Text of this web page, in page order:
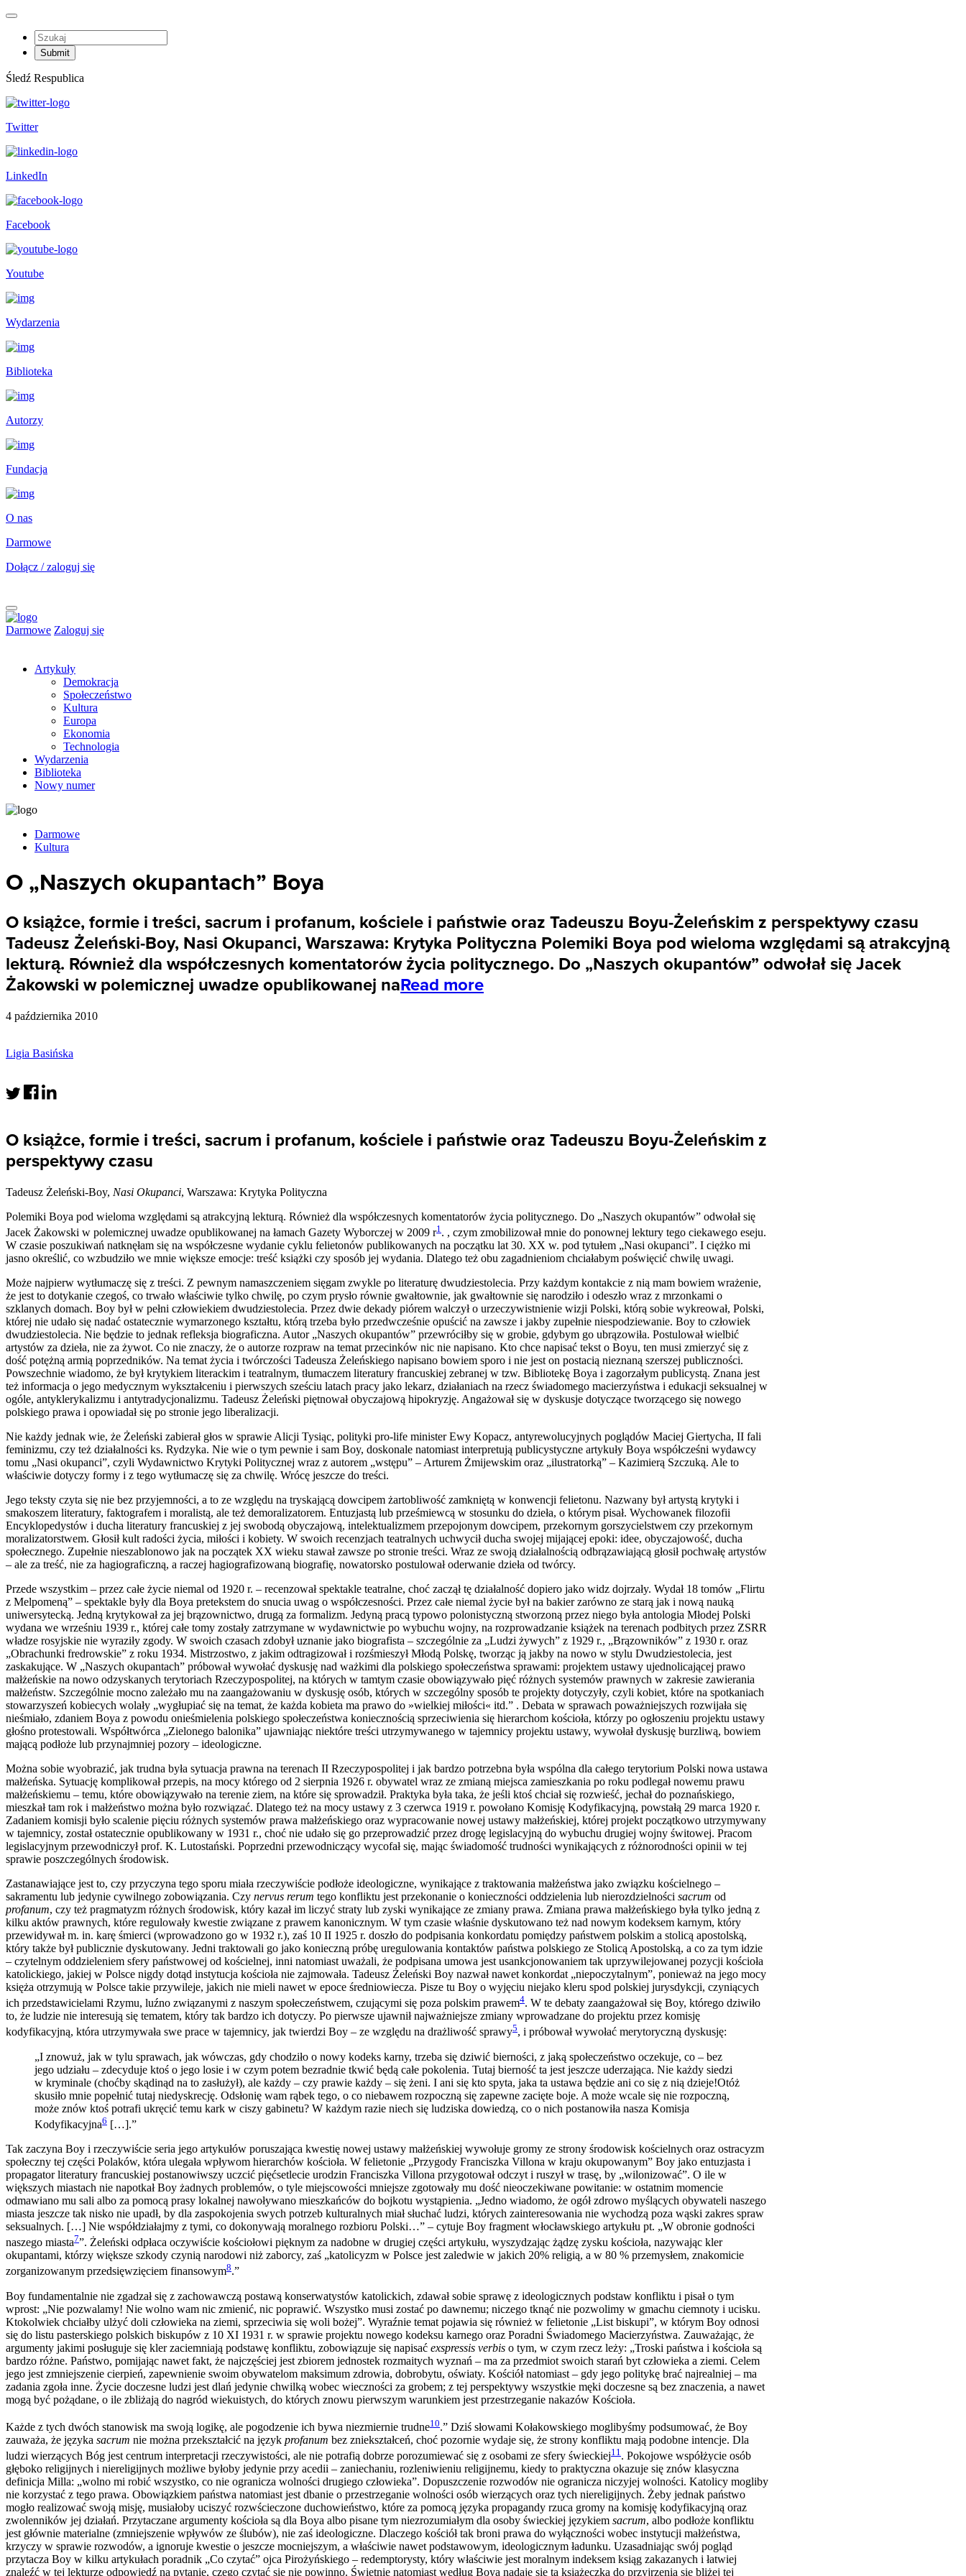
Śledź Respublica
Twitter
LinkedIn
Facebook
Youtube
Wydarzenia
Biblioteka
Autorzy
Fundacja
O nas
Darmowe
Dołącz / zaloguj się
Darmowe Zaloguj się
Artykuły
Demokracja
Społeczeństwo
Kultura
Europa
Ekonomia
Technologia
Wydarzenia
Biblioteka
Nowy numer
Darmowe
Kultura
O „Naszych okupantach” Boya
O książce, formie i treści, sacrum i profanum, kościele i państwie oraz Tadeuszu Boyu-Żeleńskim z perspektywy czasu
Tadeusz Żeleński-Boy, Nasi Okupanci, Warszawa: Krytyka Polityczna Polemiki Boya pod wieloma względami są atrakcyjną
lekturą. Również dla współczesnych komentatorów życia politycznego. Do „Naszych okupantów” odwołał się Jacek
Żakowski w polemicznej uwadze opublikowanej naRead more
4 października 2010
Ligia Basińska
O książce, formie i treści, sacrum i profanum, kościele i państwie oraz Tadeuszu Boyu-Żeleńskim z
perspektywy czasu
Tadeusz Żeleński-Boy, Nasi Okupanci, Warszawa: Krytyka Polityczna
Polemiki Boya pod wieloma względami są atrakcyjną lekturą. Również dla współczesnych komentatorów życia politycznego. Do „Naszych okupantów” odwołał się
Jacek Żakowski w polemicznej uwadze opublikowanej na łamach Gazety Wyborczej w 2009 r1 . , czym zmobilizował mnie do ponownej lektury tego ciekawego eseju.
W czasie poszukiwań natknęłam się na współczesne wydanie cyklu felietonów publikowanych na początku lat 30. XX w. pod tytułem „Nasi okupanci”. I ciężko mi
jasno określić, co wzbudziło we mnie większe emocje: treść książki czy sposób jej wydania. Dlatego też obu zagadnieniom chciałabym poświęcić chwilę uwagi.
Może najpierw wytłumaczę się z treści. Z pewnym namaszczeniem sięgam zwykle po literaturę dwudziestolecia. Przy każdym kontakcie z nią mam bowiem wrażenie,
że jest to dotykanie czegoś, co trwało właściwie tylko chwilę, po czym prysło równie gwałtownie, jak gwałtownie się narodziło i odeszło wraz z mrzonkami o
szklanych domach. Boy był w pełni człowiekiem dwudziestolecia. Przez dwie dekady piórem walczył o urzeczywistnienie wizji Polski, którą sobie wykreował, Polski,
której nie udało się nadać ostatecznie wymarzonego kształtu, którą trzeba było przedwcześnie opuścić na zawsze i jakby zupełnie niespodziewanie. Boy to człowiek
dwudziestolecia. Nie będzie to jednak refleksja biograficzna. Autor „Naszych okupantów” przewróciłby się w grobie, gdybym go ubrązowiła. Postulował wielbić
artystów za dzieła, nie za żywot. Co nie znaczy, że o autorze rozpraw na temat przecinków nic nie napisano. Kto chce napisać tekst o Boyu, ten musi zmierzyć się z
dość potężną armią poprzedników. Na temat życia i twórczości Tadeusza Żeleńskiego napisano bowiem sporo i nie jest on postacią nieznaną szerszej publiczności.
Powszechnie wiadomo, że był krytykiem literackim i teatralnym, tłumaczem literatury francuskiej zebranej w tzw. Bibliotekę Boya i zagorzałym publicystą. Znana jest
też informacja o jego medycznym wykształceniu i pierwszych sześciu latach pracy jako lekarz, działaniach na rzecz świadomego macierzyństwa i edukacji seksualnej w
ogóle, antyklerykalizmu i antytradycjonalizmu. Tadeusz Żeleński piętnował obyczajową hipokryzję. Angażował się w dyskusje dotyczące tworzącego się nowego
polskiego prawa i opowiadał się po stronie jego liberalizacji.
Nie każdy jednak wie, że Żeleński zabierał głos w sprawie Alicji Tysiąc, polityki pro-life minister Ewy Kopacz, antyrewolucyjnych poglądów Maciej Giertycha, II fali
feminizmu, czy też działalności ks. Rydzyka. Nie wie o tym pewnie i sam Boy, doskonale natomiast interpretują publicystyczne artykuły Boya współcześni wydawcy
tomu „Nasi okupanci”, czyli Wydawnictwo Krytyki Politycznej wraz z autorem „wstępu” – Arturem Żmijewskim oraz „ilustratorką” – Kazimierą Szczuką. Ale to
właściwie dotyczy formy i z tego wytłumaczę się za chwilę. Wrócę jeszcze do treści.
Jego teksty czyta się nie bez przyjemności, a to ze względu na tryskającą dowcipem żartobliwość zamkniętą w konwencji felietonu. Nazwany był artystą krytyki i
smakoszem literatury, faktografem i moralistą, ale też demoralizatorem. Entuzjastą lub prześmiewcą w stosunku do dzieła, o którym pisał. Wychowanek filozofii
Encyklopedystów i ducha literatury francuskiej z jej swobodą obyczajową, intelektualizmem przepojonym dowcipem, przekornym gorszycielstwem czy przekornym
moralizatorstwem. Głosił kult radości życia, miłości i kobiety. W swoich recenzjach teatralnych uchwycił ducha swojej mijającej epoki: idee, obyczajowość, ducha
społecznego. Zupełnie nieszablonowo jak na początek XX wieku stawał zawsze po stronie treści. Wraz ze swoją działalnością odbrązawiającą głosił pochwałę artystów
– ale za treść, nie za hagiograficzną, a raczej hagiografizowaną biografię, nowatorsko postulował oderwanie dzieła od twórcy.
Przede wszystkim – przez całe życie niemal od 1920 r. – recenzował spektakle teatralne, choć zaczął tę działalność dopiero jako widz dojrzały. Wydał 18 tomów „Flirtu
z Melpomeną” – spektakle były dla Boya pretekstem do snucia uwag o współczesności. Przez całe niemal życie był na bakier zarówno ze starą jak i nową nauką
uniwersytecką. Jedną krytykował za jej brązownictwo, drugą za formalizm. Jedyną pracą typowo polonistyczną stworzoną przez niego była antologia Młodej Polski
wydana we wrześniu 1939 r., której całe tomy zostały zatrzymane w wydawnictwie po wybuchu wojny, na rozprowadzanie książek na terenach podbitych przez ZSRR
władze rosyjskie nie wyraziły zgody. W swoich czasach zdobył uznanie jako biografista – szczególnie za „Ludzi żywych” z 1929 r., „Brązowników” z 1930 r. oraz
„Obrachunki fredrowskie” z roku 1934. Mistrzostwo, z jakim odtragizował i rozśmieszył Młodą Polskę, tworząc ją jakby na nowo w stylu Dwudziestolecia, jest
zaskakujące. W „Naszych okupantach” próbował wywołać dyskusję nad ważkimi dla polskiego społeczeństwa sprawami: projektem ustawy ujednolicającej prawo
małżeńskie na nowo odzyskanych terytoriach Rzeczypospolitej, na których w tamtym czasie obowiązywało pięć różnych systemów prawnych w zakresie zawierania
małżeństw. Szczególnie mocno zależało mu na zaangażowaniu w dyskusję osób, których w szczególny sposób te projekty dotyczyły, czyli kobiet, które na spotkaniach
stowarzyszeń kobiecych wolały „wygłupiać się na temat, że każda kobieta ma prawo do »wielkiej miłości« itd.” . Debata w sprawach poważniejszych rozwijała się
nieśmiało, zdaniem Boya z powodu onieśmielenia polskiego społeczeństwa koniecznością sprzeciwienia się hierarchom kościoła, którzy po ogłoszeniu projektu ustawy
głośno protestowali. Współtwórca „Zielonego balonika” ujawniając niektóre treści utrzymywanego w tajemnicy projektu ustawy, wywołał dyskusję burzliwą, bowiem
mającą podłoże lub przynajmniej pozory – ideologiczne.
Można sobie wyobrazić, jak trudna była sytuacja prawna na terenach II Rzeczypospolitej i jak bardzo potrzebna była wspólna dla całego terytorium Polski nowa ustawa
małżeńska. Sytuację komplikował przepis, na mocy którego od 2 sierpnia 1926 r. obywatel wraz ze zmianą miejsca zamieszkania po roku podlegał nowemu prawu
małżeńskiemu – temu, które obowiązywało na terenie ziem, na które się sprowadził. Praktyka była taka, że jeśli ktoś chciał się rozwieść, jechał do poznańskiego,
mieszkał tam rok i małżeństwo można było rozwiązać. Dlatego też na mocy ustawy z 3 czerwca 1919 r. powołano Komisję Kodyfikacyjną, powstałą 29 marca 1920 r.
Zadaniem komisji było scalenie pięciu różnych systemów prawa małżeńskiego oraz wypracowanie nowej ustawy małżeńskiej, której projekt początkowo utrzymywany
w tajemnicy, został ostatecznie opublikowany w 1931 r., choć nie udało się go przeprowadzić przez drogę legislacyjną do wybuchu drugiej wojny świtowej. Pracom
legislacyjnym przewodniczył prof. K. Lutostański. Poprzedni przewodniczący wycofał się, mając świadomość trudności wynikających z różnorodności opinii w tej
sprawie poszczególnych środowisk.
Zastanawiające jest to, czy przyczyna tego sporu miała rzeczywiście podłoże ideologiczne, wynikające z traktowania małżeństwa jako związku kościelnego –
sakramentu lub jedynie cywilnego zobowiązania. Czy nervus rerum tego konfliktu jest przekonanie o konieczności oddzielenia lub nierozdzielności sacrum od
profanum, czy też pragmatyzm różnych środowisk, który kazał im liczyć straty lub zyski wynikające ze zmiany prawa. Zmiana prawa małżeńskiego była tylko jedną z
kilku aktów prawnych, które regulowały kwestie związane z prawem kanonicznym. W tym czasie właśnie dyskutowano też nad nowym kodeksem karnym, który
przewidywał m. in. karę śmierci (wprowadzono go w 1932 r.), zaś 10 II 1925 r. doszło do podpisania konkordatu pomiędzy państwem polskim a stolicą apostolską,
który także był publicznie dyskutowany. Jedni traktowali go jako konieczną próbę uregulowania kontaktów państwa polskiego ze Stolicą Apostolską, a co za tym idzie
– czytelnym oddzieleniem sfery państwowej od kościelnej, inni natomiast uważali, że podpisana umowa jest usankcjonowaniem tak uprzywilejowanej pozycji kościoła
katolickiego, jakiej w Polsce nigdy dotąd instytucja kościoła nie zajmowała. Tadeusz Żeleński Boy nazwał nawet konkordat „niepoczytalnym”, ponieważ na jego mocy
księża otrzymują w Polsce takie przywileje, jakich nie mieli nawet w epoce średniowiecza. Pisze tu Boy o wyjęciu niejako kleru spod polskiej jurysdykcji, czyniących
ich przedstawicielami Rzymu, luźno związanymi z naszym społeczeństwem, czującymi się poza polskim prawem4. W te debaty zaangażował się Boy, którego dziwiło
to, że ludzie nie interesują się tematem, który tak bardzo ich dotyczy. Po pierwsze ujawnił najważniejsze zmiany wprowadzane do projektu przez komisję
kodyfikacyjną, która utrzymywała swe prace w tajemnicy, jak twierdzi Boy – ze względu na drażliwość sprawy5, i próbował wywołać merytoryczną dyskusję:
„I znowuż, jak w tylu sprawach, jak wówczas, gdy chodziło o nowy kodeks karny, trzeba się dziwić bierności, z jaką społeczeństwo oczekuje, co – bez
jego udziału – zdecyduje ktoś o jego losie i w czym potem bezradnie tkwić będą całe pokolenia. Tutaj bierność ta jest jeszcze uderzająca. Nie każdy siedzi
w kryminale (choćby skądinąd na to zasłużył), ale każdy – czy prawie każdy – się żeni. I ani się kto spyta, jaka ta ustawa będzie ani co się z nią dzieje!Otóż
skusiło mnie popełnić tutaj niedyskrecję. Odsłonię wam rąbek tego, o co niebawem rozpoczną się zapewne zacięte boje. A może wcale się nie rozpoczną,
może znów ktoś potrafi ukręcić temu kark w ciszy gabinetu? W każdym razie niech się ludziska dowiedzą, co o nich postanowiła nasza Komisja
Kodyfikacyjna6 […].”
Tak zaczyna Boy i rzeczywiście seria jego artykułów poruszająca kwestię nowej ustawy małżeńskiej wywołuje gromy ze strony środowisk kościelnych oraz ostracyzm
społeczny tej części Polaków, która ulegała wpływom hierarchów kościoła. W felietonie „Przygody Franciszka Villona w kraju okupowanym” Boy jako entuzjasta i
propagator literatury francuskiej postanowiwszy uczcić pięćsetlecie urodzin Franciszka Villona przygotował odczyt i ruszył w trasę, by „wilonizować”. O ile w
większych miastach nie napotkał Boy żadnych problemów, o tyle miejscowości mniejsze zgotowały mu dość nieoczekiwane powitanie: w ostatnim momencie
odmawiano mu sali albo za pomocą prasy lokalnej nawoływano mieszkańców do bojkotu wystąpienia. „Jedno wiadomo, że ogół zdrowo myślących obywateli naszego
miasta jeszcze tak nisko nie upadł, by dla zaspokojenia swych potrzeb kulturalnych miał słuchać ludzi, których zainteresowania nie wychodzą poza wąski zakres spraw
seksualnych. […] Nie współdziałajmy z tymi, co dokonywają moralnego rozbioru Polski…” – cytuje Boy fragment włocławskiego artykułu pt. „W obronie godności
naszego miasta7”. Żeleński odpłaca oczywiście kościołowi pięknym za nadobne w drugiej części artykułu, wyszydzając żądzę zysku kościoła, nazywając kler
okupantami, którzy większe szkody czynią narodowi niż zaborcy, zaś „katolicyzm w Polsce jest zaledwie w jakich 20% religią, a w 80 % przemysłem, znakomicie
zorganizowanym przedsięwzięciem finansowym8.”
Boy fundamentalnie nie zgadzał się z zachowawczą postawą konserwatystów katolickich, zdawał sobie sprawę z ideologicznych podstaw konfliktu i pisał o tym
wprost: „Nie pozwalamy! Nie wolno wam nic zmienić, nic poprawić. Wszystko musi zostać po dawnemu; niczego tknąć nie pozwolimy w gmachu ciemnoty i ucisku.
Ktokolwiek chciałby ulżyć doli człowieka na ziemi, sprzeciwia się woli bożej”. Wyraźnie temat pojawia się również w felietonie „List biskupi”, w którym Boy odnosi
się do listu pasterskiego polskich biskupów z 10 XI 1931 r. w sprawie projektu nowego kodeksu karnego oraz Poradni Świadomego Macierzyństwa. Zauważając, że
argumenty jakimi posługuje się kler zaciemniają podstawę konfliktu, zobowiązuje się napisać exspressis verbis o tym, w czym rzecz leży: „Troski państwa i kościoła są
bardzo różne. Państwo, pomijając nawet fakt, że najczęściej jest zbiorem jednostek rozmaitych wyznań – ma za przedmiot swoich starań byt człowieka a ziemi. Celem
jego jest zmniejszenie cierpień, zapewnienie swoim obywatelom maksimum zdrowia, dobrobytu, oświaty. Kościół natomiast – gdy jego politykę brać najrealniej – ma
zadania zgoła inne. Życie doczesne ludzi jest dlań jedynie chwilką wobec wieczności za grobem; z tej perspektywy wszystkie męki doczesne są bez znaczenia, a nawet
mogą być pożądane, o ile zbliżają do nagród wiekuistych, do których znowu pierwszym warunkiem jest przestrzeganie nakazów Kościoła.
Każde z tych dwóch stanowisk ma swoją logikę, ale pogodzenie ich bywa niezmiernie trudne10.” Dziś słowami Kołakowskiego moglibyśmy podsumować, że Boy
zauważa, że języka sacrum nie można przekształcić na język profanum bez zniekształceń, choć pozornie wydaje się, że strony konfliktu mają podobne intencje. Dla
ludzi wierzących Bóg jest centrum interpretacji rzeczywistości, ale nie potrafią dobrze porozumiewać się z osobami ze sfery świeckiej11 . Pokojowe współżycie osób
głęboko religijnych i niereligijnych możliwe byłoby jedynie przy acedii – zaniechaniu, rozleniwieniu religijnemu, kiedy to praktyczna okazuje się znów klasyczna
definicja Milla: „wolno mi robić wszystko, co nie ogranicza wolności drugiego człowieka”. Dopuszczenie rozwodów nie ogranicza niczyjej wolności. Katolicy mogliby
nie korzystać z tego prawa. Obowiązkiem państwa natomiast jest dbanie o przestrzeganie wolności osób wierzących oraz tych niereligijnych. Żeby jednak państwo
mogło realizować swoją misję, musiałoby uciszyć rozwścieczone duchowieństwo, które za pomocą języka propagandy rzuca gromy na komisję kodyfikacyjną oraz
zwolenników jej działań. Przytaczane argumenty kościoła są dla Boya albo pisane tym niezrozumiałym dla osoby świeckiej językiem sacrum, albo podłoże konfliktu
jest głównie materialne (zmniejszenie wpływów ze ślubów), nie zaś ideologiczne. Dlaczego kościół tak broni prawa do wyłączności wobec instytucji małżeństwa,
krzyczy w sprawie rozwodów, a ignoruje kwestie o jeszcze mocniejszym, a właściwie nawet podstawowym, ideologicznym ładunku. Uzasadniając swój pogląd
przytacza Boy w kilku artykułach poradnik „Co czytać” ojca Pirożyńskiego – redemptorysty, który właściwie jest moralnym indeksem ksiąg zakazanych i łatwiej
znaleźć w tej lekturze odpowiedź na pytanie, czego czytać się nie powinno. Świetnie natomiast według Boya nadaje się ta książeczka do przyjrzenia się bliżej tej